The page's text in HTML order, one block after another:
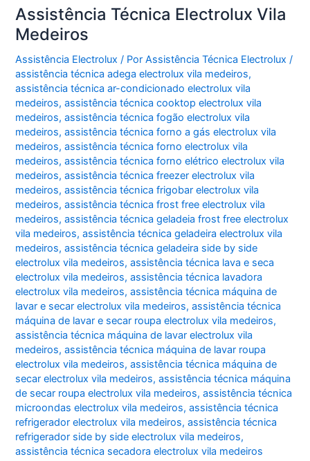
Assistência Técnica Electrolux Vila
Medeiros
Assistência Electrolux / PorAssistência Técnica Electrolux/
assistência técnica adega electrolux vila medeiros,
assistência técnica ar-condicionado electrolux vila
medeiros,assistência técnica cooktop electrolux vila
medeiros,assistência técnica fogão electrolux vila
medeiros,assistência técnica forno a gás electrolux vila
medeiros,assistência técnica forno electrolux vila
medeiros,assistência técnica forno elétrico electrolux vila
medeiros,assistência técnica freezer electrolux vila
medeiros,assistência técnica frigobar electrolux vila
medeiros,assistência técnica frost free electrolux vila
medeiros,assistência técnica geladeia frost free electrolux
vila medeiros,assistência técnica geladeira electrolux vila
medeiros,assistência técnica geladeira side by side
electrolux vila medeiros,assistência técnica lava e seca
electrolux vila medeiros,assistência técnica lavadora
electrolux vila medeiros,assistência técnica máquina de
lavar e secar electrolux vila medeiros,assistência técnica
máquina de lavar e secar roupa electrolux vila medeiros,
assistência técnica máquina de lavar electrolux vila
medeiros,assistência técnica máquina de lavar roupa
electrolux vila medeiros,assistência técnica máquina de
secar electrolux vila medeiros,assistência técnica máquina
de secar roupa electrolux vila medeiros,assistência técnica
microondas electrolux vila medeiros,assistência técnica
refrigerador electrolux vila medeiros,assistência técnica
refrigerador side by side electrolux vila medeiros,
assistência técnica secadora electrolux vila medeiros